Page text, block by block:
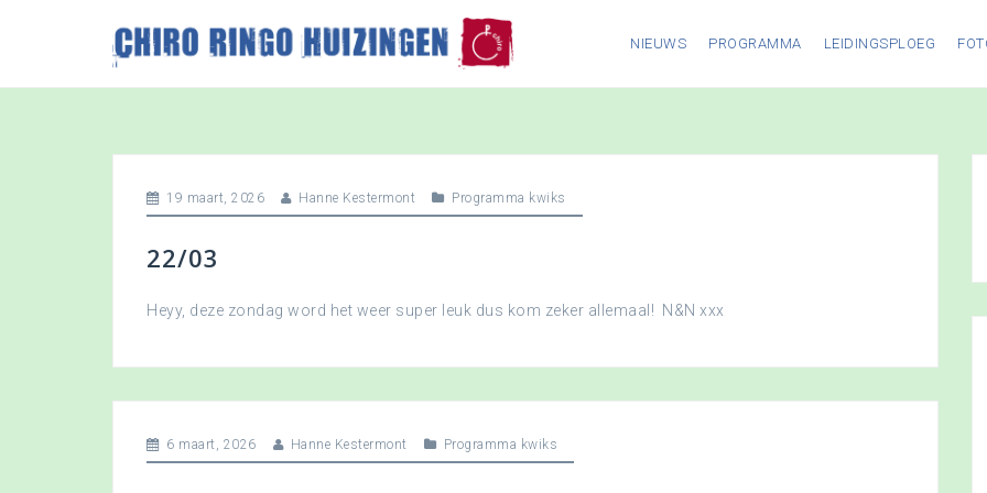
p
NIEUWS PROGRAMMA LEIDINGSPLOEG
19 maart, 2026 Hanne Kestermont Programma kwiks
22/03
Heyy, deze zondag word het weer super leuk dus kom zeker allemaal! N&N xxx
6 maart, 2026 Hanne Kestermont Programma kwiks